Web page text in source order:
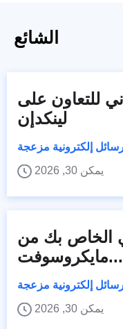
الشائع
للتعاون على
لينكدإن
إلكترونية مزعجة
يمكن 30, 2026
الخاص بك من
مايكروسوفت...
إلكترونية مزعجة
يمكن 30, 2026